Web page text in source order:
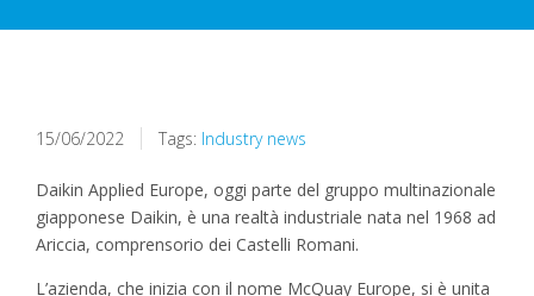
15/06/2022 Tags: Industry news
Daikin Applied Europe, oggi parte del gruppo multinazionale
giapponese Daikin, è una realtà industriale nata nel 1968 ad
Ariccia, comprensorio dei Castelli Romani.
L’azienda, che inizia con il nome McQuay Europe, si è unita